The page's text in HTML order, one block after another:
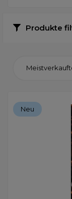
Produkte
Neu